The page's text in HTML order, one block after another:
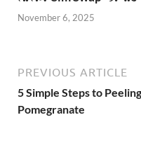
November 6, 2025
PREVIOUS ARTICLE
5 Simple Steps to Peeling
Pomegranate